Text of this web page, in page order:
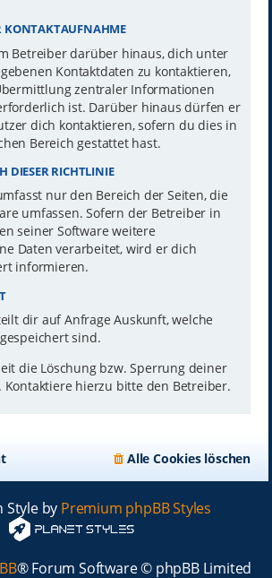
KONTAKTAUFNAHME
Betreiber darüber hinaus, dich unter
Kontaktdaten zu kontaktieren,
zentraler Informationen
ist. Darüber hinaus dürfen er
dich kontaktieren, sofern du dies in
Bereich gestattet hast.
DIESER RICHTLINIE
nur den Bereich der Seiten, die
umfassen. Sofern der Betreiber in
seiner Software weitere
Daten verarbeitet, wird er dich
informieren.
dir auf Anfrage Auskunft, welche
sind.
die Löschung bzw. Sperrung deiner
Kontaktiere hierzu bitte den Betreiber.
Alle Cookies löschen
Style by Premium phpBB Styles
® Forum Software © phpBB Limited